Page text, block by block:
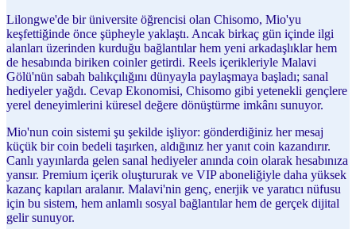
Lilongwe'de bir üniversite öğrencisi olan Chisomo, Mio'yu
keşfettiğinde önce şüpheyle yaklaştı. Ancak birkaç gün içinde ilgi
alanları üzerinden kurduğu bağlantılar hem yeni arkadaşlıklar hem
de hesabında biriken coinler getirdi. Reels içerikleriyle Malavi
Gölü'nün sabah balıkçılığını dünyayla paylaşmaya başladı; sanal
hediyeler yağdı. Cevap Ekonomisi, Chisomo gibi yetenekli gençlere
yerel deneyimlerini küresel değere dönüştürme imkânı sunuyor.
Mio'nun coin sistemi şu şekilde işliyor: gönderdiğiniz her mesaj
küçük bir coin bedeli taşırken, aldığınız her yanıt coin kazandırır.
Canlı yayınlarda gelen sanal hediyeler anında coin olarak hesabınıza
yansır. Premium içerik oluştururak ve VIP aboneliğiyle daha yüksek
kazanç kapıları aralanır. Malavi'nin genç, enerjik ve yaratıcı nüfusu
için bu sistem, hem anlamlı sosyal bağlantılar hem de gerçek dijital
gelir sunuyor.